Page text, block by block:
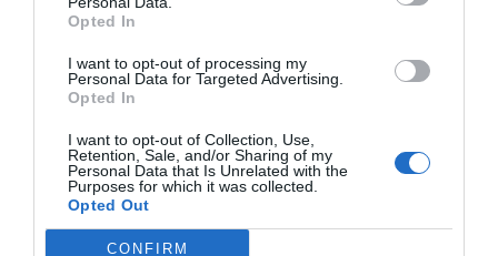
Opted In
I want to opt-out of processing my
Personal Data for Targeted Advertising.
Opted In
I want to opt-out of Collection, Use,
Retention, Sale, and/or Sharing of my
Personal Data that Is Unrelated with the
Purposes for which it was collected.
Opted Out
CONFIRM
Destacados
La venta online de medicamentos
trazabilidad